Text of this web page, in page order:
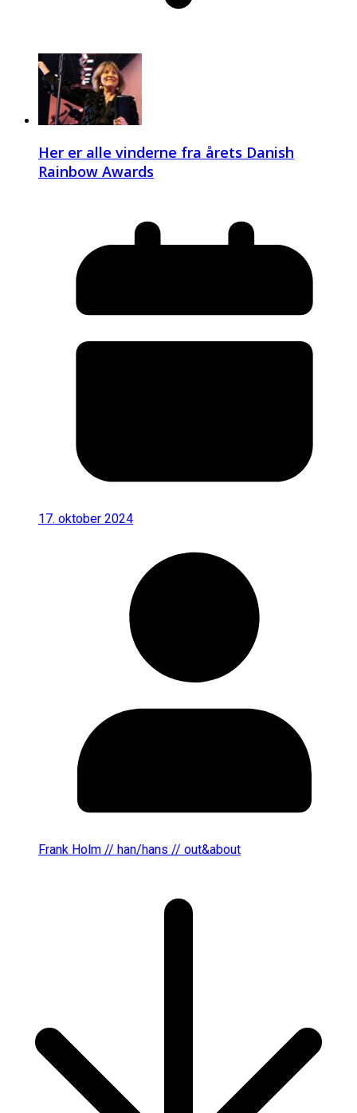
Her er alle vinderne fra årets Danish
Rainbow Awards
17. oktober 2024
Frank Holm // han/hans // out&about